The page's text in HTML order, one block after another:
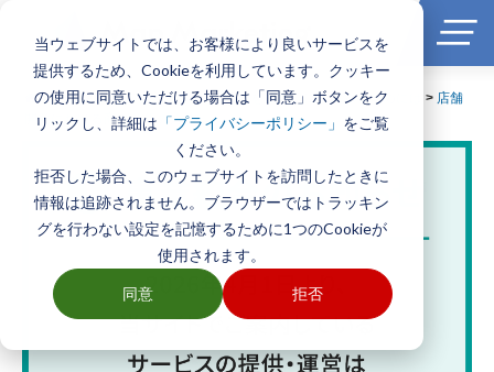
当ウェブサイトでは、お客様により良いサービスを
提供するため、Cookieを利用しています。クッキー
の使用に同意いただける場合は「同意」ボタンをク
リックし、詳細は 「プライバシーポリシー」 をご覧
ください。
拒否した場合、このウェブサイトを訪問したときに
情報は追跡されません。ブラウザーではトラッキン
グを行わない設定を記憶するために1つのCookieが
使用されます。
同意 拒否
ホーム> エリアマーケティングGISを最大限に活用するためには > 店舗
開発における商圏分析の方法